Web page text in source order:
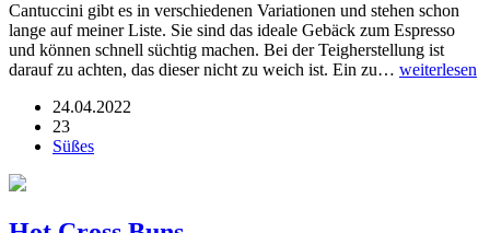
Cantuccini gibt es in verschiedenen Variationen und stehen schon
lange auf meiner Liste. Sie sind das ideale Gebäck zum Espresso
und können schnell süchtig machen. Bei der Teigherstellung ist
darauf zu achten, das dieser nicht zu weich ist. Ein zu… weiterlesen
24.04.2022
23
Süßes